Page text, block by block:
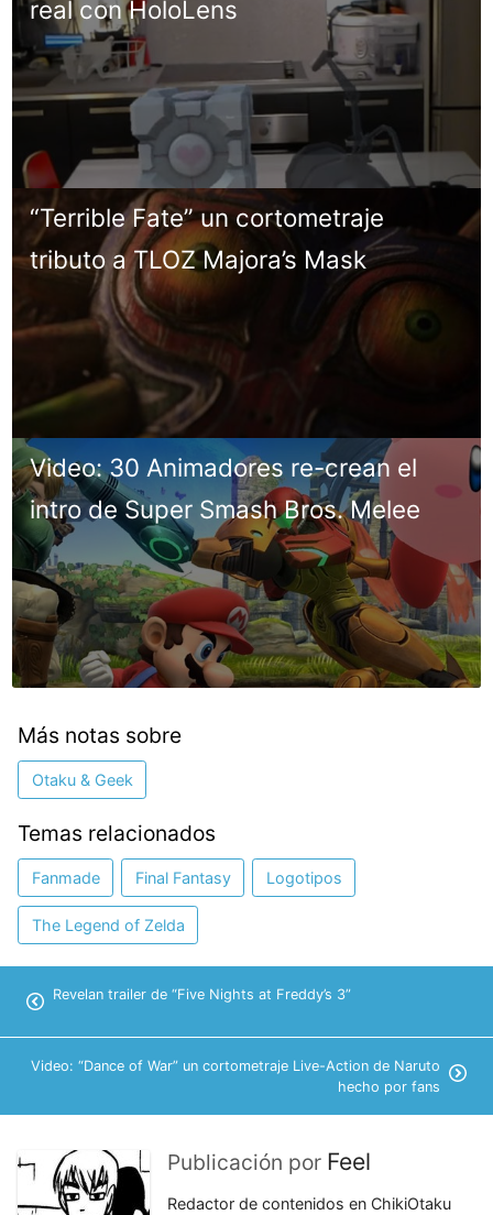
real con HoloLens
“Terrible Fate” un cortometraje
tributo a TLOZ Majora’s Mask
Video: 30 Animadores re-crean el
intro de Super Smash Bros. Melee
Más notas sobre
Otaku & Geek
Temas relacionados
Fanmade Final Fantasy Logotipos
The Legend of Zelda
Revelan trailer de “Five Nights at Freddy’s 3”
Video: “Dance of War” un cortometraje Live-Action de Naruto
hecho por fans
Publicación por Feel
Redactor de contenidos en ChikiOtaku